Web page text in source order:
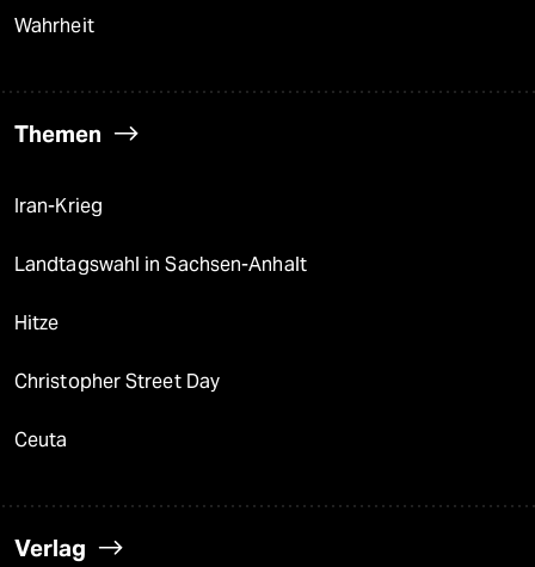
Wahrheit
Themen
Iran-Krieg
Landtagswahl in Sachsen-Anhalt
Hitze
Christopher Street Day
Ceuta
Verlag